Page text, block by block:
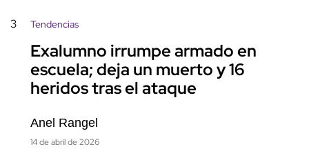
3 Tendencias
Exalumno irrumpe armado en
escuela; deja un muerto y 16
heridos tras el ataque
Anel Rangel
14 de abril de 2026